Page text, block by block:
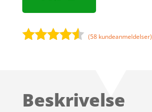
på
(58 kundeanmeldelser)
Beskrivelse